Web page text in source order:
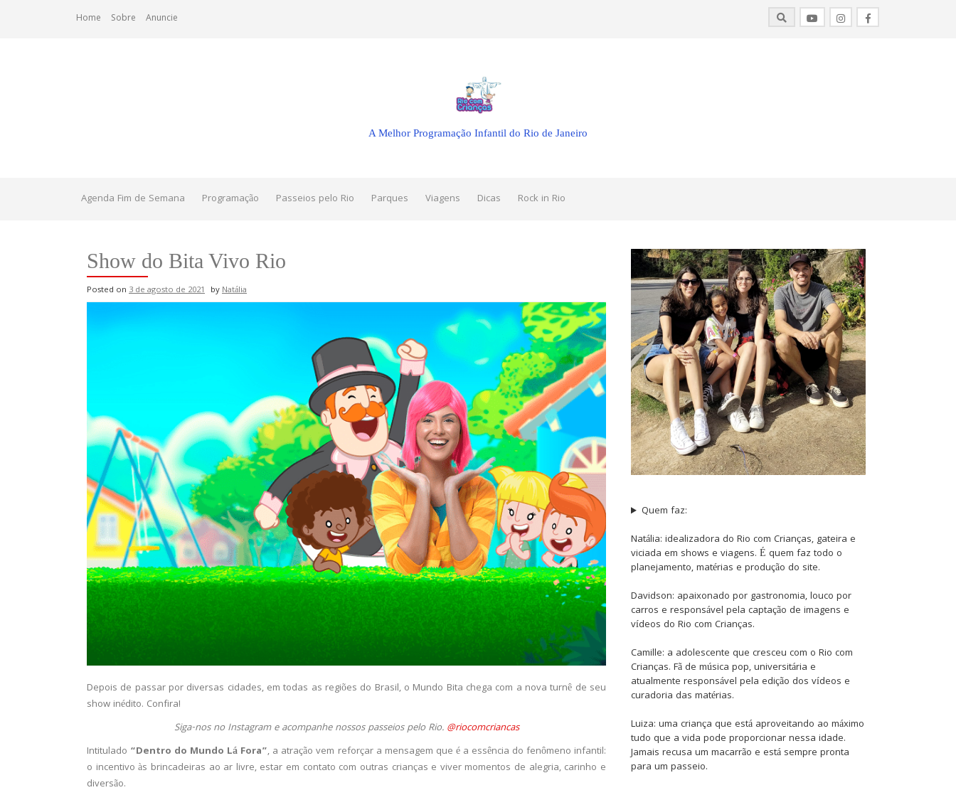
Home Sobre Anuncie
A Melhor Programação Infantil do Rio de Janeiro
Agenda Fim de Semana Programação Passeios pelo Rio Parques Viagens Dicas Rock in Rio
Show do Bita Vivo Rio
Posted on 3 de agosto de 2021 byNatália
Depois de passar por diversas cidades, em todas as regiões do Brasil, o Mundo Bita chega com a nova turnê de seu
show inédito. Confira!
Siga-nos no Instagram e acompanhe nossos passeios pelo Rio. @riocomcriancas
Intitulado “Dentro do Mundo Lá Fora”, a atração vem reforçar a mensagem que é a essência do fenômeno infantil:
o incentivo às brincadeiras ao ar livre, estar em contato com outras crianças e viver momentos de alegria, carinho e
diversão.
Quem faz:
Natália: idealizadora do Rio com Crianças, gateira e
viciada em shows e viagens. É quem faz todo o
planejamento, matérias e produção do site.
Davidson: apaixonado por gastronomia, louco por
carros e responsável pela captação de imagens e
vídeos do Rio com Crianças.
Camille: a adolescente que cresceu com o Rio com
Crianças. Fã de música pop, universitária e
atualmente responsável pela edição dos vídeos e
curadoria das matérias.
Luiza: uma criança que está aproveitando ao máximo
tudo que a vida pode proporcionar nessa idade.
Jamais recusa um macarrão e está sempre pronta
para um passeio.